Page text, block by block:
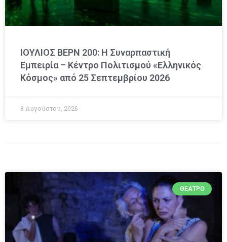
ΙΟΥΛΙΟΣ ΒΕΡΝ 200: Η Συναρπαστική
Εμπειρία – Κέντρο Πολιτισμού «Ελληνικός
Κόσμος» από 25 Σεπτεμβρίου 2026
8 Αυγούστου, 2026
ΘΈΑΤΡΟ